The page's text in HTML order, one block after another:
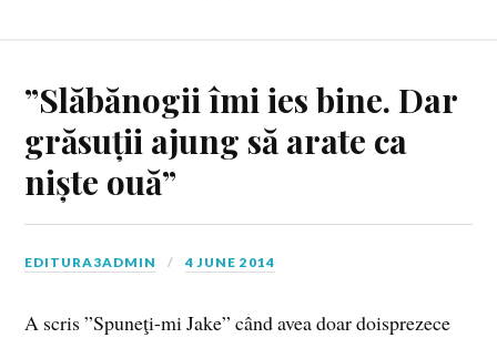
”Slăbănogii îmi ies bine. Dar
grăsuții ajung să arate ca
niște ouă”
EDITURA3ADMIN 4 JUNE 2014
A scris ”Spuneţi-mi Jake” când avea doar doisprezece